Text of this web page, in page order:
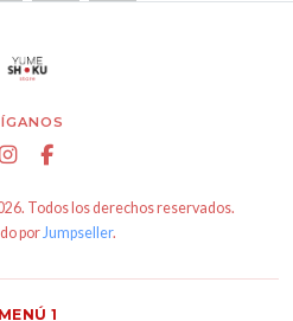
Todos los derechos reservados.
por Jumpseller.
MENÚ 1